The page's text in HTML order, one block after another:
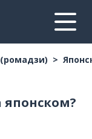
(ромадзи)
японском?